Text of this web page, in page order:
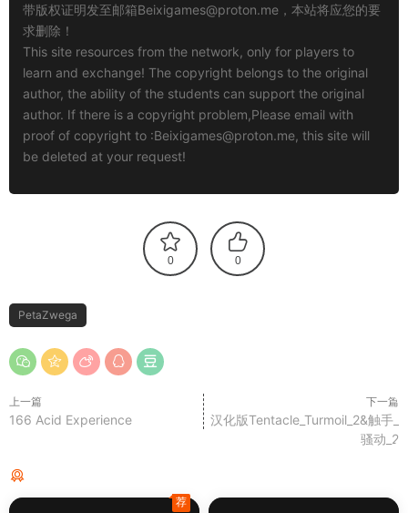
带版权证明发至邮箱Beixigames@proton.me ，本站将应您的要
求删除！
This site resources from the network, only for players to
learn and exchange! The copyright belongs to the original
author, the ability of the students can support the original
author. If there is a copyright problem,Please email with
proof of copyright to :Beixigames@proton.me, this site will
be deleted at your request!
0 0
PetaZwega
上一篇
166 Acid Experience
下一篇
汉化版Tentacle_Turmoil_2&触手_
骚动_2
荐